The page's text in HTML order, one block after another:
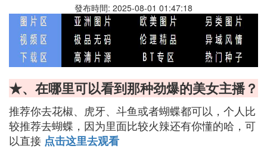
發布時間: 2025-08-01 01:47:18
★、在哪里可以看到那种劲爆的美女主播？
推荐你去花椒、虎牙、斗鱼或者蝴蝶都可以，个人比
较推荐去蝴蝶，因为里面比较火辣还有你懂的哈，可
以直接 点击这里去观看